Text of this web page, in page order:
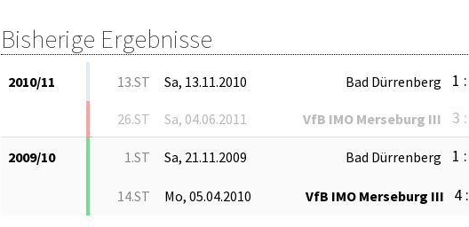
Bisherige Ergebnisse
2010/11 13.ST Sa, 13.11.2010 Bad Dürrenberg 1
26.ST Sa, 04.06.2011 VfB IMO Merseburg III 3
2009/10 1.ST Sa, 21.11.2009 Bad Dürrenberg 1
14.ST Mo, 05.04.2010 VfB IMO Merseburg III 4